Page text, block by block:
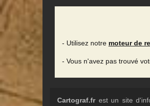
- Utilisez notre moteur de
- Vous n'avez pas trouvé
Cartograf.frest un site